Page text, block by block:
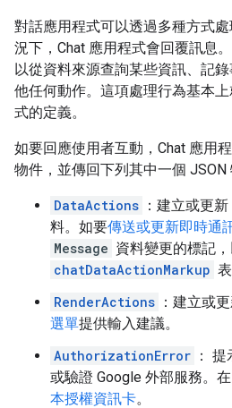
對話應用程式可以透過多種方式
況下，Chat 應用程式會回覆訊息
以從資料來源查詢某些資訊、記
他任何動作。這項處理行為基本
式的定義。
如要回應使用者互動，Chat 應用
物件，並傳回下列其中一個 JSON
DataActions ：建立或更
料。如要傳送或更新即時通
Message 資料變更的標記，
chatDataActionMarkup 表
RenderActions ：建立或
選單提供輸入建議。
AuthorizationError ：
或驗證 Google 外部服務。
本授權資訊卡。